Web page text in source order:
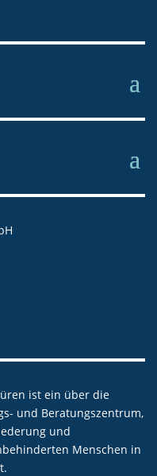
ist ein über die
und Beratungszentrum,
und
Menschen in